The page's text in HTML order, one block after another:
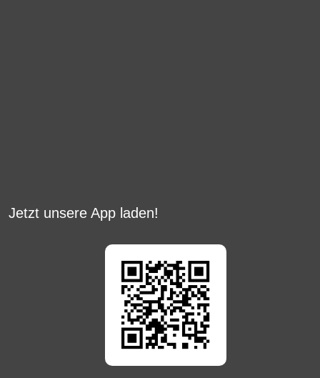
Jetzt unsere App laden!